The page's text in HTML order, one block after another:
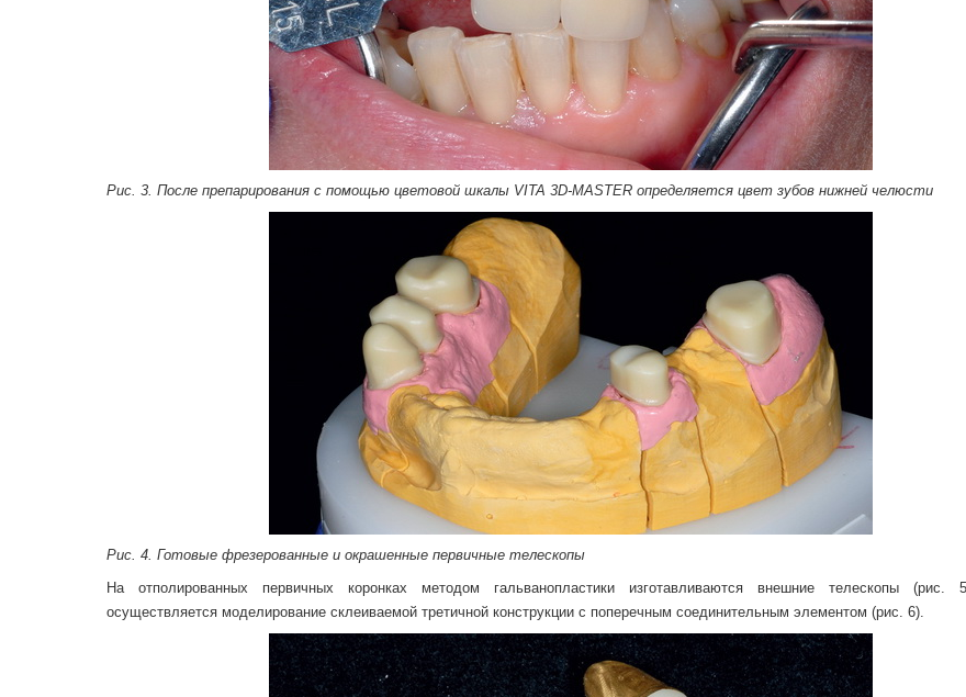
Рис. 3. После препарирования с помощью цветовой шкалы VITA 3D-MASTER определяется цвет зубов нижней челюсти
Рис. 4. Готовые фрезерованные и окрашенные первичные телескопы
На отполированных первичных коронках методом гальванопластики изготавливаются внешние телескопы (рис.
осуществляется моделирование склеиваемой третичной конструкции с поперечным соединительным элементом (рис. 6).